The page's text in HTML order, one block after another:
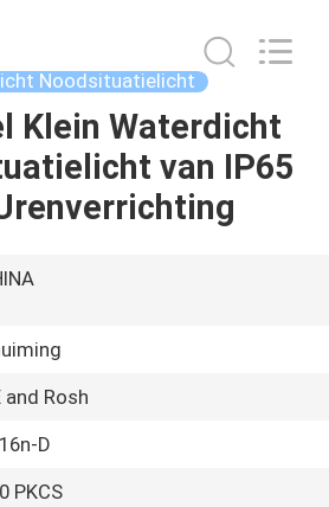
Noodsituatielicht
Klein Waterdicht
van IP65
and Rosh
D
PKCS